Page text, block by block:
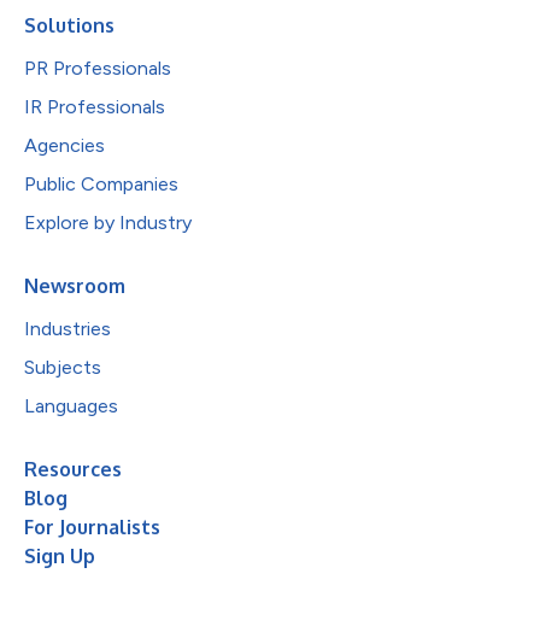
Solutions
PR Professionals
IR Professionals
Agencies
Public Companies
Explore by Industry
Newsroom
Industries
Subjects
Languages
Resources
Blog
For Journalists
Sign Up